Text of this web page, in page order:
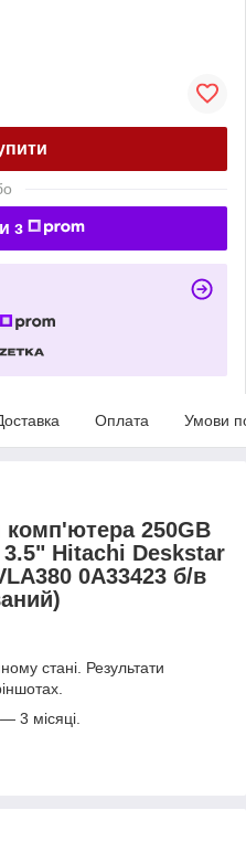
з
Оплата Умови
250GB
3.5" Hitachi Deskstar
0A33423 б/в
стані. Результати
3 місяці.